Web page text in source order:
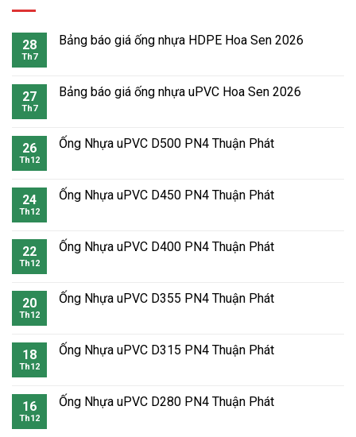
28
Th7
Bảng báo giá ống nhựa HDPE Hoa Sen 2026
27
Th7
Bảng báo giá ống nhựa uPVC Hoa Sen 2026
26
Th12
Ống Nhựa uPVC D500 PN4 Thuận Phát
24
Th12
Ống Nhựa uPVC D450 PN4 Thuận Phát
22
Th12
Ống Nhựa uPVC D400 PN4 Thuận Phát
20
Th12
Ống Nhựa uPVC D355 PN4 Thuận Phát
18
Th12
Ống Nhựa uPVC D315 PN4 Thuận Phát
16
Th12
Ống Nhựa uPVC D280 PN4 Thuận Phát